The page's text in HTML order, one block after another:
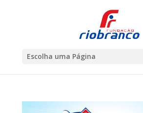
Escolha uma Página